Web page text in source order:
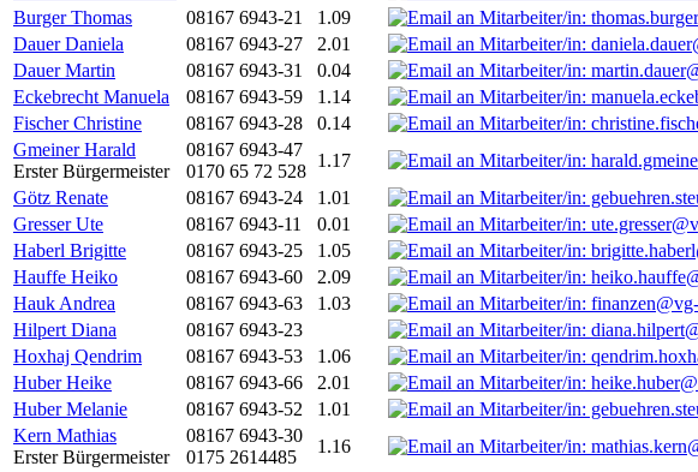
Burger Thomas
08167 6943-21 1.09
Dauer Daniela
08167 6943-27 2.01
Dauer Martin
08167 6943-31 0.04
Eckebrecht Manuela
08167 6943-59 1.14
Fischer Christine
08167 6943-28 0.14
Gmeiner Harald
Erster Bürgermeister
08167 6943-47
0170 65 72 528
1.17
Götz Renate
08167 6943-24 1.01
Gresser Ute
08167 6943-11 0.01
Haberl Brigitte
08167 6943-25 1.05
Hauffe Heiko
08167 6943-60 2.09
Hauk Andrea
08167 6943-63 1.03
Hilpert Diana
08167 6943-23
Hoxhaj Qendrim
08167 6943-53 1.06
Huber Heike
08167 6943-66 2.01
Huber Melanie
08167 6943-52 1.01
Kern Mathias
Erster Bürgermeister
08167 6943-30
0175 2614485
1.16